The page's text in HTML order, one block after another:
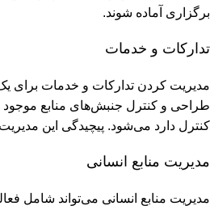
برگزاری آماده شوند.
تدارکات و خدمات
مدیریت کردن تدارکات و خدمات برای
طراحی و کنترل جنبش‌های منابع موجود
کنترل دارد می‌شود. پیچیدگی این
مدیریت منابع انسانی
مدیریت منابع انسانی می‌تواند شامل